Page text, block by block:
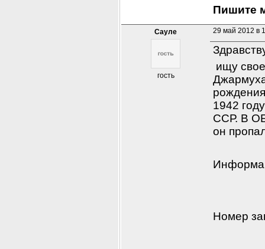
Пишите
Сауле
гость
29 май 2012 в
ищу
1942
ССР. В
он
Номер